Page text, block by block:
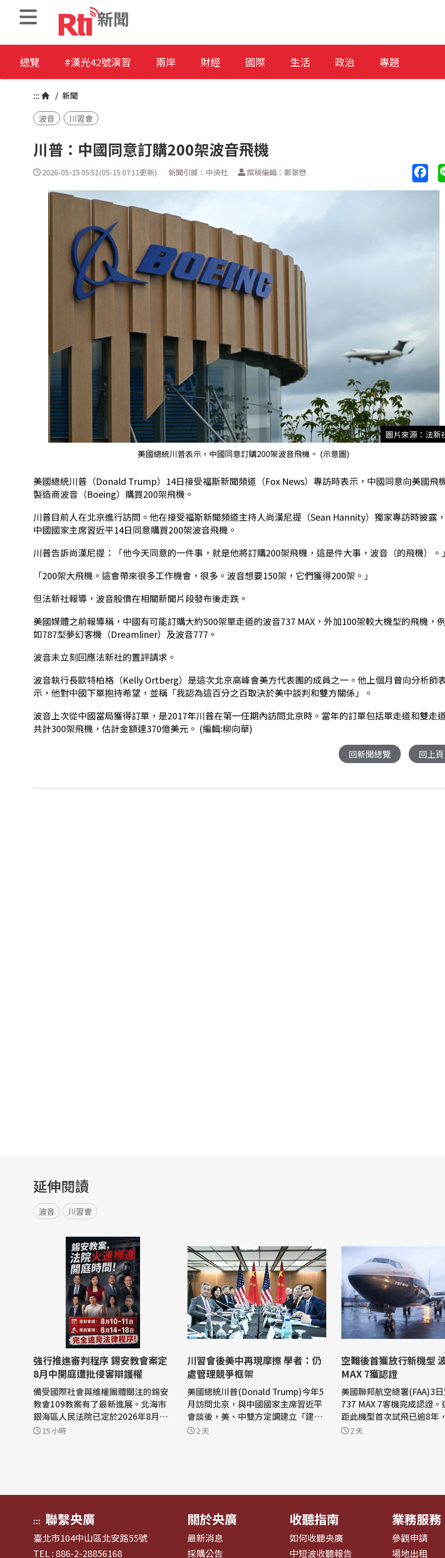
新聞
總覽 #漢光42號演習 兩岸 財經 國際 生活 政治 專題
::: / 新聞
波音
川習會
川普：中國同意訂購200架波音飛機
2026-05-15 05:51(05-15 07:11更新) 新聞引據：中央社 撰稿編輯：鄭景懋
圖片來源：法新
美國總統川普表示，中國同意訂購200架波音飛機。 (示意圖)
美國總統川普（Donald Trump）14日接受福斯新聞頻道（Fox News）專訪時表示，中國同意向美國飛
製造商波音（Boeing）購買200架飛機。
川普目前人在北京進行訪問。他在接受福斯新聞頻道主持人尚漢尼提（Sean Hannity）獨家專訪時披露
中國國家主席習近平14日同意購買200架波音飛機。
川普告訴尚漢尼提：「他今天同意的一件事，就是他將訂購200架飛機，這是件大事，波音（的飛機）。
「200架大飛機。這會帶來很多工作機會，很多。 波音想要150架，它們獲得200架。」
但法新社報導，波音股價在相關新聞片段發布後走跌。
美國媒體之前報導稱，中國有可能訂購大約500架單走道的波音737 MAX，外加100架較大機型的飛機，
如787型夢幻客機（Dreamliner）及波音777。
波音未立刻回應法新社的置評請求。
波音執行長歐特柏格（Kelly Ortberg）是這次北京高峰會美方代表團的成員之一。他上個月曾向分析師
示，他對中國下單抱持希望，並稱「我認為這百分之百取決於美中談判和雙方關係」。
波音上次從中國當局獲得訂單，是2017年川普在第一任期內訪問北京時。當年的訂單包括單走道和雙走
共計300架飛機，估計金額達370億美元。 (編輯:柳向華)
回新聞總覽 回上頁
延伸閱讀
波音 川習會
強行推進審判程序 錫安教會案定
8月中開庭遭批侵害辯護權
備受國際社會與維權團體關注的錫安
教會109教案有了最新進展。北海市
銀海區人民法院已定於2026年8月10
日至11日召開庭前會議，並緊接著在
15 小時
川習會後美中再現摩擦 學者：仍
處管理競爭框架
美國總統川普(Donald Trump)今年5
月訪問北京，與中國國家主席習近平
會談後，美、中雙方定調建立「建設
性戰略穩定關係」。但之後幾個月
2 天
空難後首獲放行新機型
MAX 7獲認證
美國聯邦航空總署(FAA)3
737 MAX 7客機完成認證。
距此機型首次試飛已逾8年
是波音2018及2019年發生
2 天
::: 聯繫央廣
臺北市104中山區北安路55號
TEL : 886-2-28856168
關於央廣
最新消息
採購公告
收聽指南
如何收聽央廣
中短波收聽報告
業務服務
參觀申請
場地出租